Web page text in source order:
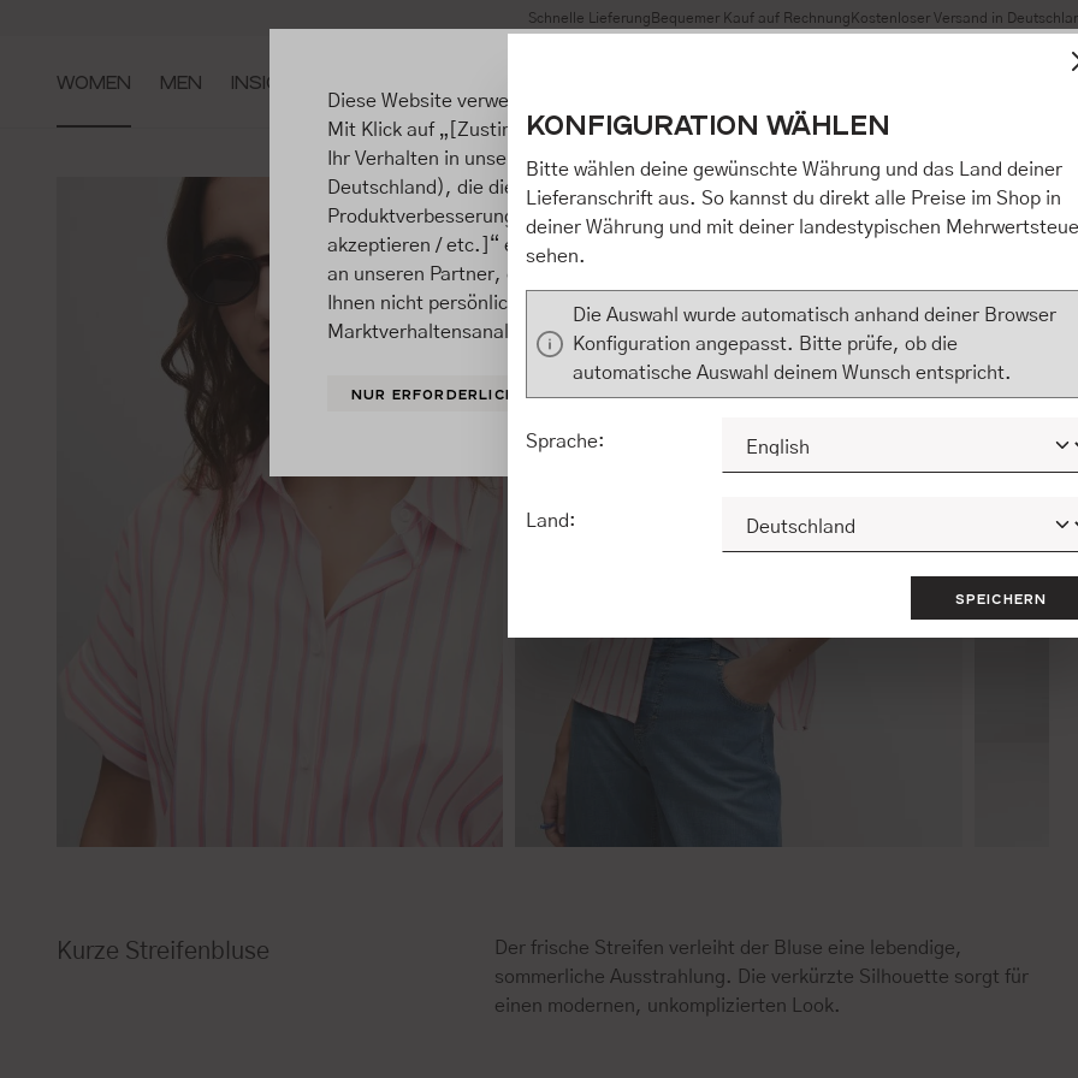
Zur Hauptnavigation springen Schnelle Lieferung Bequemer Kauf auf Rechnung Kostenloser Versand in
WOMEN MEN INSIGHTS
Kurze Streifenbluse
Der frische Streifen verleiht der Bluse eine lebendige,
sommerliche Ausstrahlung. Die verkürzte Silhouette sorgt für
einen modernen, unkomplizierten Look.
Diese Website verwendet Cookies, um eine bestmögliche Erfahrung bieten zu können.
Mit Klick auf „[Zustimmen / Alles akzeptieren / etc.]“ erteilen Sie Ihre Einwilligung
Ihr Verhalten in unserem Shop an unseren Partner, die shopware AG (Ebbinghoff 10,
Deutschland), die diese Daten Ihnen nicht persönlich zuordnen kann, sie aber zu
Produktverbesserungen, Marktverhaltensanalysen) verarbeiten darf. Mit Klick auf
akzeptieren / etc.]“ erteilen Sie Ihre Einwilligung auch in die Weitergabe über Ihr
an unseren Partner, die shopware AG (Ebbinghoff 10, 48624 Schöppingen,
Ihnen nicht persönlich zuordnen kann, sie aber zu eigenen Zwecken (z.B.
Marktverhaltensanalysen) verarbeiten darf.
NUR ERFORDERLICHE KONFIGURIEREN ALLE COOKIES
KONFIGURATION WÄHLEN
Bitte wählen deine gewünschte Währung und das Land deiner
Lieferanschrift aus. So kannst du direkt alle Preise im Shop in
deiner Währung und mit deiner landestypischen
sehen.
Die Auswahl wurde automatisch anhand deiner Browser
Konfiguration angepasst. Bitte prüfe, ob die
automatische Auswahl deinem Wunsch entspricht.
Sprache:
Land:
SPEICHERN